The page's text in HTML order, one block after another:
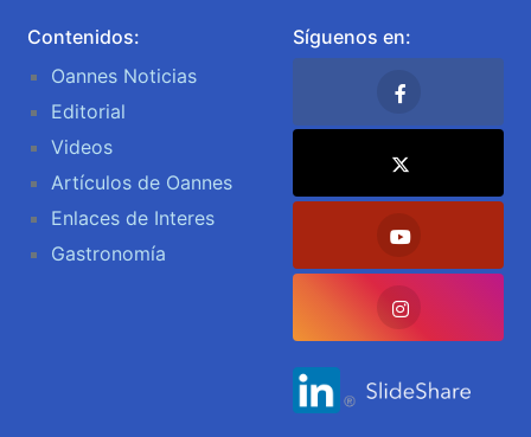
Contenidos:
Oannes Noticias
Editorial
Videos
Artículos de Oannes
Enlaces de Interes
Gastronomía
Síguenos en: